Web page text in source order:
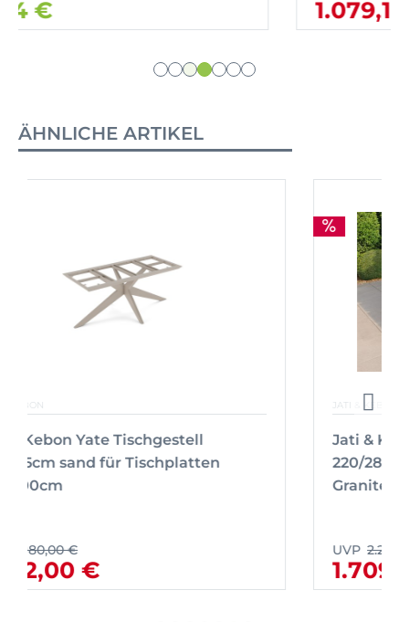
ÄHNLICHE ARTIKEL
Jati & Kebon Gabon HPL Ausziehtisch
220/280x100 cm, Tischplatte Grigio
Granite, Gestell Alu eisengra
UVP
1.709,10 €